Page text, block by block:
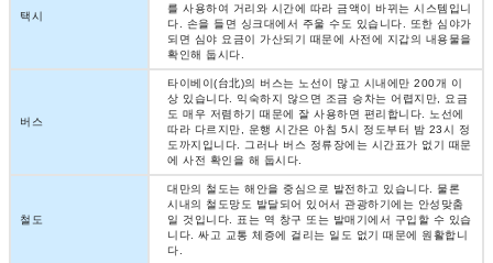
택시
를 사용하여 거리와 시간에 따라 금액이 바뀌는 시스템입니
다. 손을 들면 싱크대에서 주울 수도 있습니다. 또한 심야가
되면 심야 요금이 가산되기 때문에 사전에 지갑의 내용물을
확인해 둡시다.
버스
타이베이(台北)의 버스는 노선이 많고 시내에만 200개 이
상 있습니다. 익숙하지 않으면 조금 승차는 어렵지만, 요금
도 매우 저렴하기 때문에 잘 사용하면 편리합니다. 노선에
따라 다르지만, 운행 시간은 아침 5시 정도부터 밤 23시 정
도까지입니다. 그러나 버스 정류장에는 시간표가 없기 때문
에 사전 확인을 해 둡시다.
철도
대만의 철도는 해안을 중심으로 발전하고 있습니다. 물론
시내의 철도망도 발달되어 있어서 관광하기에는 안성맞춤
일 것입니다. 표는 역 창구 또는 발매기에서 구입할 수 있습
니다. 싸고 교통 체증에 걸리는 일도 없기 때문에 원활합니
다.